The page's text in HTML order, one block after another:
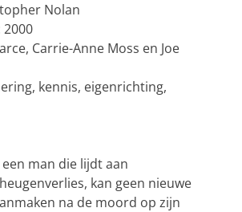
Nolan
2000
Carrie-Anne Moss en Joe
kennis, eigenrichting,
man die lijdt aan
kan geen nieuwe
na de moord op zijn